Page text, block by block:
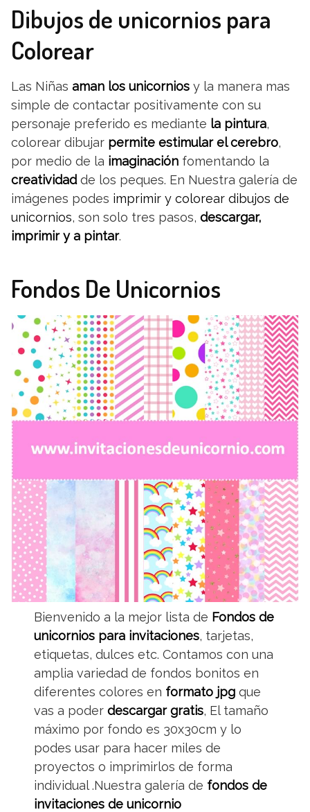
Dibujos de unicornios para
Colorear
Las Niñas aman los unicornios y la manera mas
simple de contactar positivamente con su
personaje preferido es mediante la pintura,
colorear dibujar permite estimular el cerebro,
por medio de la imaginación fomentando la
creatividadde los peques. En Nuestra galería de
imágenes podes imprimir y colorear dibujos de
unicornios, son solo tres pasos, descargar,
imprimir y a pintar.
Fondos De Unicornios
Bienvenido a la mejor lista de Fondos de
unicornios para invitaciones, tarjetas,
etiquetas, dulces etc. Contamos con una
amplia variedad de fondos bonitos en
diferentes colores en formato jpg que
vas a poderdescargar gratis, El tamaño
máximo por fondo es 30x30cm y lo
podes usar para hacer miles de
proyectos o imprimirlos de forma
individual .Nuestra galería de fondos de
invitaciones de unicornio